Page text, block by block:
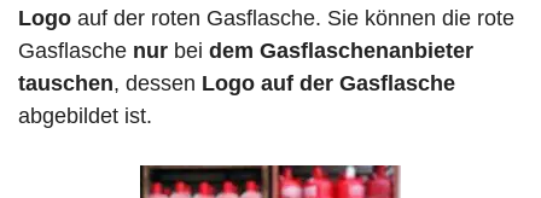
Logo auf der roten Gasflasche. Sie können die rote
Gasflasche nur bei dem Gasflaschenanbieter
tauschen, dessen Logo auf der Gasflasche
abgebildet ist.